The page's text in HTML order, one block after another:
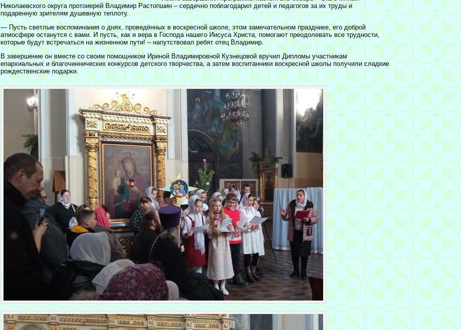
Николаевского округа протоиерей Владимир Растопшин – сердечно поблагодарил детей и педагогов за их труды и
подаренную зрителям душевную теплоту.
— Пусть светлые воспоминания о днях, проведённых в воскресной школе, этом замечательном празднике, его доброй
атмосфере останутся с вами. И пусть, как и вера в Господа нашего Иисуса Христа, помогают преодолевать все трудности,
которые будут встречаться на жизненном пути! – напутствовал ребят отец Владимир.
В завершение он вместе со своим помощником Ириной Владимировной Кузнецовой вручил Дипломы участникам
епархиальных и благочиннических конкурсов детского творчества, а затем воспитанники воскресной школы получили сладкие
рождественские подарки.